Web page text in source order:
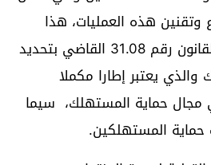
هذه العمليات، هذا
علاوة على مقتضيات القانون رقم 31.08 القاضي بتحديد
والذي يعتبر إطارا مكملا
مجال حماية المستهلك، سيما
حماية المستهلكين.